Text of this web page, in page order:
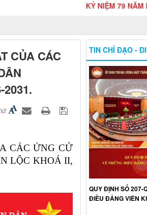
KỶ NIỆM 79 NĂM NGÀY
CỦA CÁC
CÁC ỨNG CỬ
LỘC KHOÁ II,
TIN CHỈ ĐẠO -
QUY ĐỊNH SỐ 207-
ĐIỀU ĐẢNG VIÊN